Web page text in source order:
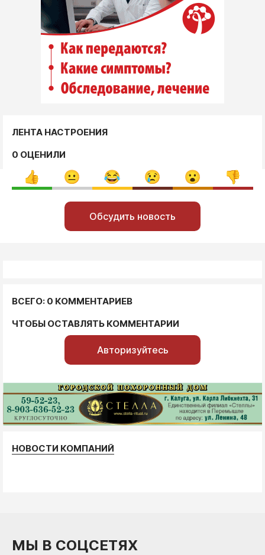
ЛЕНТА НАСТРОЕНИЯ
0 ОЦЕНИЛИ
Обсудить новость
ВСЕГО: 0 КОММЕНТАРИЕВ
ЧТОБЫ ОСТАВЛЯТЬ КОММЕНТАРИИ
Авторизуйтесь
НОВОСТИ КОМПАНИЙ
МЫ В СОЦСЕТЯХ